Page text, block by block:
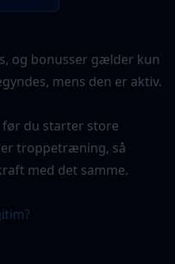
og bonusser gælder kun
mens den er aktiv.
før du starter store
troppetræning, så
med det samme.